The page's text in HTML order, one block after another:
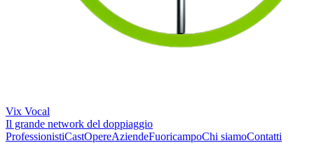
Vix Vocal
Il grande network del doppiaggio
ProfessionistiCastOpereAziendeFuoricampoChi siamoContatti